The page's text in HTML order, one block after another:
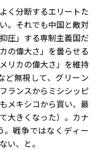
く分断するエリートた
。それでも中国と敵対
圧」する専制主義国だ
の偉大さ」を曇らせる
リカの偉大さ」を維持
ど無視して、グリーン
ランスからミシシッピ
メキシコから買い、最
大きくなった）。カナ
。戦争ではなくディー
い、と。